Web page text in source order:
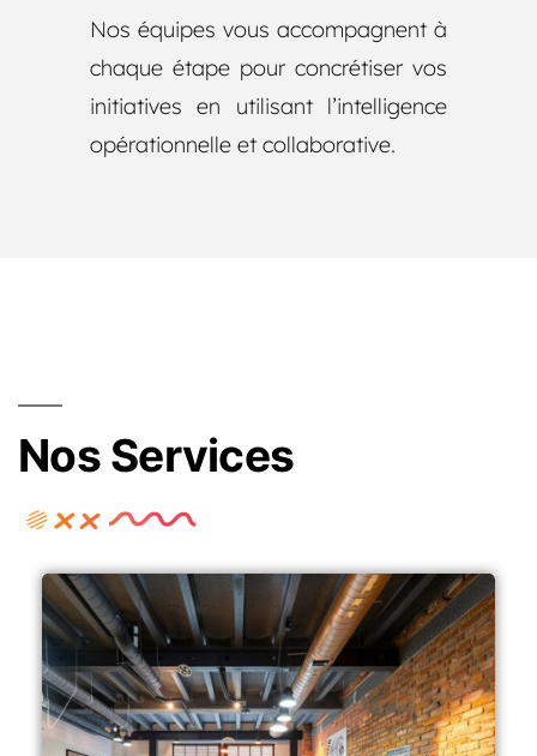
Nos équipes vous accompagnent à
chaque étape pour concrétiser vos
initiatives en utilisant l’intelligence
opérationnelle et collaborative.
Nos Services